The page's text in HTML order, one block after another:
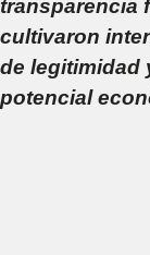
transparencia
cultivaron
de legitimidad
potencial